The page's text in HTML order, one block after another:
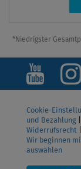
*Niedrigster
Cookie-
und Bezahlung
Widerrufsrecht
Wir beginnen
auswählen